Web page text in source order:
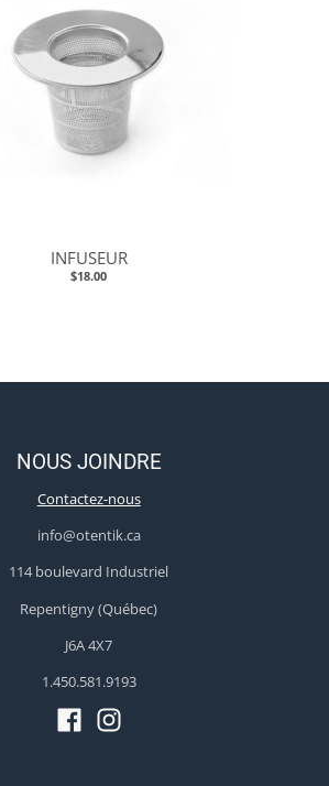
INFUSEUR
$18.00
NOUS JOINDRE
Contactez-nous
info@otentik.ca
114 boulevard Industriel
Repentigny (Québec)
J6A 4X7
1.450.581.9193